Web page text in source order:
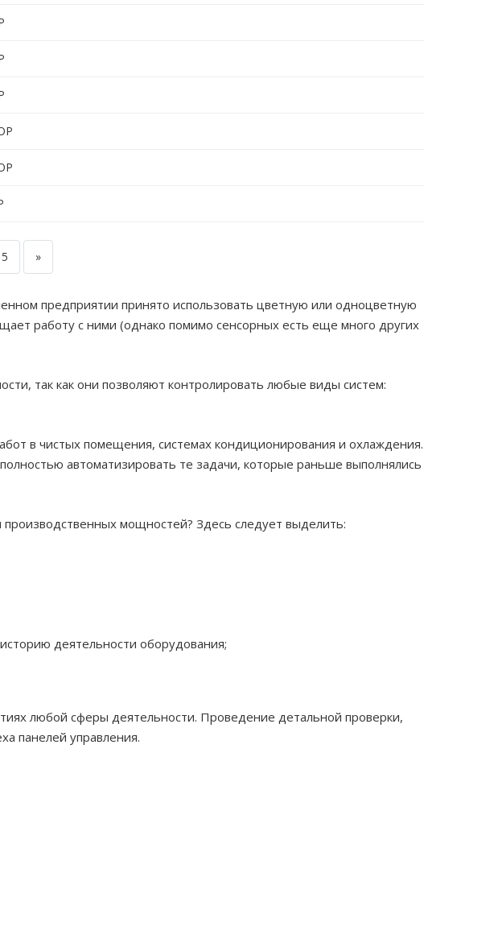
5 »
предприятии принято использовать цветную или одноцветную
работу с ними (однако помимо сенсорных есть еще много других
так как они позволяют контролировать любые виды систем:
в чистых помещения, системах кондиционирования и охлаждения.
автоматизировать те задачи, которые раньше выполнялись
мощностей? Здесь следует выделить:
деятельности оборудования;
любой сферы деятельности. Проведение детальной проверки,
панелей управления.